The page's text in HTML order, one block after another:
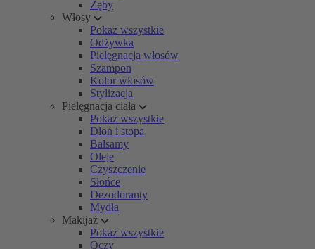
Zęby
Włosy
Pokaż wszystkie
Odżywka
Pielęgnacja włosów
Szampon
Kolor włosów
Stylizacja
Pielęgnacja ciała
Pokaż wszystkie
Dłoń i stopa
Balsamy
Oleje
Czyszczenie
Słońce
Dezodoranty
Mydła
Makijaż
Pokaż wszystkie
Oczy